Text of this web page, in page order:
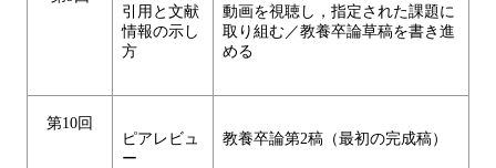
引用と文献
情報の示し
方
動画を視聴し，指定された課題に
取り組む／教養卒論草稿を書き進
める
第10回
ピアレビュ
ー
教養卒論第2稿（最初の完成稿）